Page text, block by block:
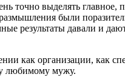
точно выделять главное,
были
результаты давали и
как организации, как
любимому мужу.